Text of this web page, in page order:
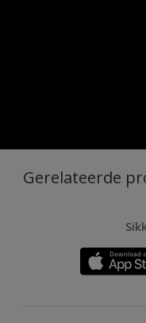
Gerelateerde